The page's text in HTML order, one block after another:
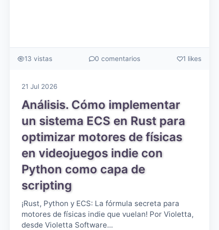
13 vistas 0 comentarios 1 likes
21 Jul 2026
Análisis. Cómo implementar
un sistema ECS en Rust para
optimizar motores de físicas
en videojuegos indie con
Python como capa de
scripting
¡Rust, Python y ECS: La fórmula secreta para
motores de físicas indie que vuelan! Por Violetta,
desde Violetta Software...